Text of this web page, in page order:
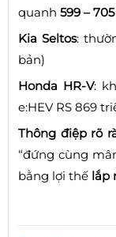
quanh 599 –
Kia Seltos:
bản)
Honda HR-V:
e:HEV RS 869
Thông điệp rõ
“đứng cùng
bằng lợi thế lắp